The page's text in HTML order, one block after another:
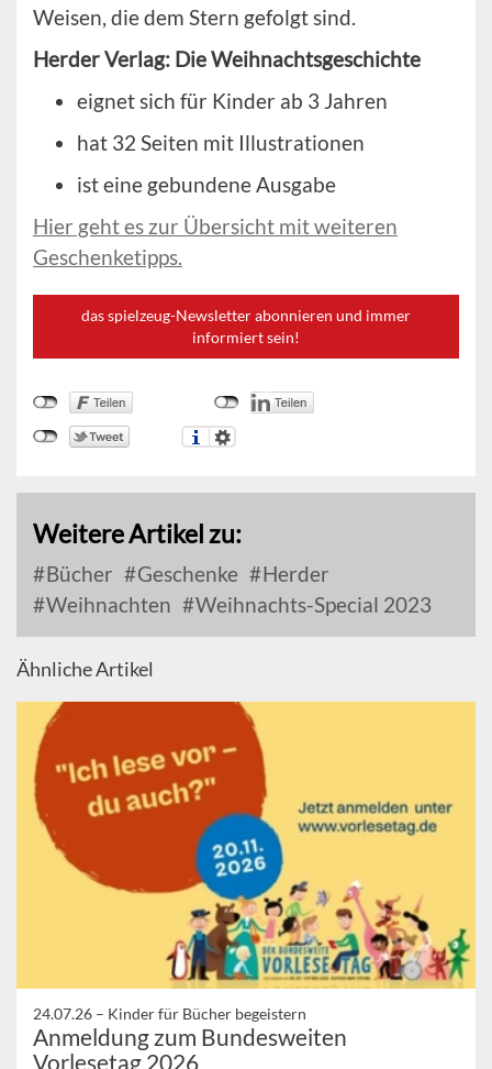
Weisen, die dem Stern gefolgt sind.
Herder Verlag: Die Weihnachtsgeschichte
eignet sich für Kinder ab 3 Jahren
hat 32 Seiten mit Illustrationen
ist eine gebundene Ausgabe
Hier geht es zur Übersicht mit weiteren
Geschenketipps.
das spielzeug-Newsletter abonnieren und immer
informiert sein!
Weitere Artikel zu:
Bücher Geschenke
Herder
Weihnachten
Weihnachts-Special 2023
Ähnliche Artikel
24.07.26 – Kinder für Bücher begeistern
Anmeldung zum Bundesweiten
Vorlesetag 2026